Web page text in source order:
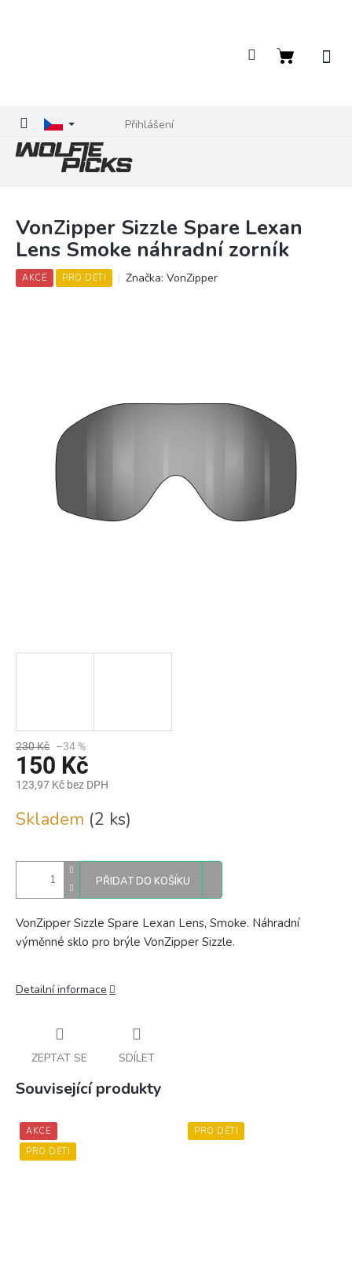
Přihlášení
Nákupní
VonZipper Sizzle Spare Lexan
Lens Smoke náhradní zorník
AKCE PRO DĚTI Značka: VonZipper
230 Kč –34 %
150 Kč
123,97 Kč bez DPH
cena:
Skladem (2 ks)
PŘIDAT DO KOŠÍKU
VonZipper Sizzle Spare Lexan Lens, Smoke. Náhradní
výměnné sklo pro brýle VonZipper Sizzle.
Detailní informace
ZEPTAT SE SDÍLET
Související produkty
AKCE
PRO DĚTI
PRO DĚTI